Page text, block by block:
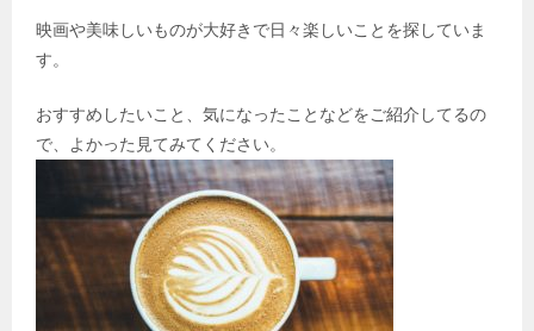
映画や美味しいものが大好きで日々楽しいことを探していま
す。
おすすめしたいこと、気になったことなどをご紹介してるの
で、よかった見てみてください。